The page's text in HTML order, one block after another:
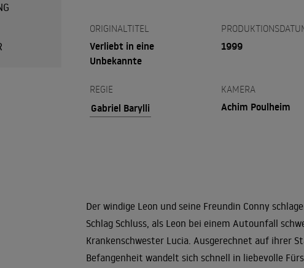
ORIGINALTITEL
Verliebt in eine
Unbekannte
1999
REGIE
Gabriel Barylli
KAMERA
Achim Poulheim
Der windige Leon und seine Freundin Conny
Schlag Schluss, als Leon bei einem Autounfall
Krankenschwester Lucia. Ausgerechnet auf ihrer
Befangenheit wandelt sich schnell in liebevolle